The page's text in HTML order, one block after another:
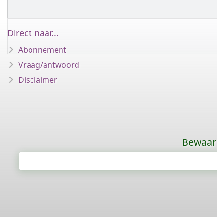
Direct naar...
Abonnement
Vraag/antwoord
Disclaimer